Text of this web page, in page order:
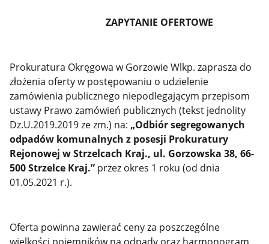
ZAPYTANIE OFERTOWE
Prokuratura Okręgowa w Gorzowie Wlkp. zaprasza do
złożenia oferty w postępowaniu o udzielenie
zamówienia publicznego niepodlegającym przepisom
ustawy Prawo zamówień publicznych (tekst jednolity
Dz.U.2019.2019 ze zm.) na: „Odbiór segregowanych
odpadów komunalnych z posesji Prokuratury
Rejonowej w Strzelcach Kraj., ul. Gorzowska 38, 66-
500 Strzelce Kraj.” przez okres 1 roku (od dnia
01.05.2021 r.).
Oferta powinna zawierać ceny za poszczególne